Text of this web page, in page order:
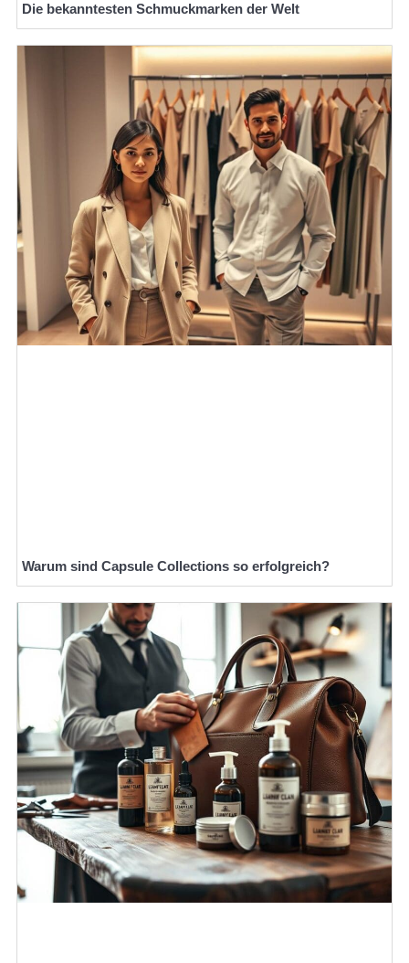
Die bekanntesten Schmuckmarken der Welt
Warum sind Capsule Collections so erfolgreich?